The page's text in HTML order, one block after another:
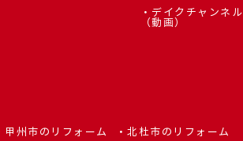
デイクチャンネル
（動画）
甲州市のリフォーム 北杜市のリフォーム